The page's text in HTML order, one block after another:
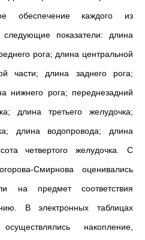
обеспечение каждого из
показатели: длина
рога; длина центральной
части; длина заднего рога;
нижнего рога; переднезадний
длина третьего желудочка;
длина водопровода; длина
четвертого желудочка. С
Смирнова оценивались
на предмет соответствия
В электронных таблицах
осуществлялись
накопление,